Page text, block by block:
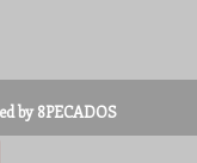
by 8PECADOS